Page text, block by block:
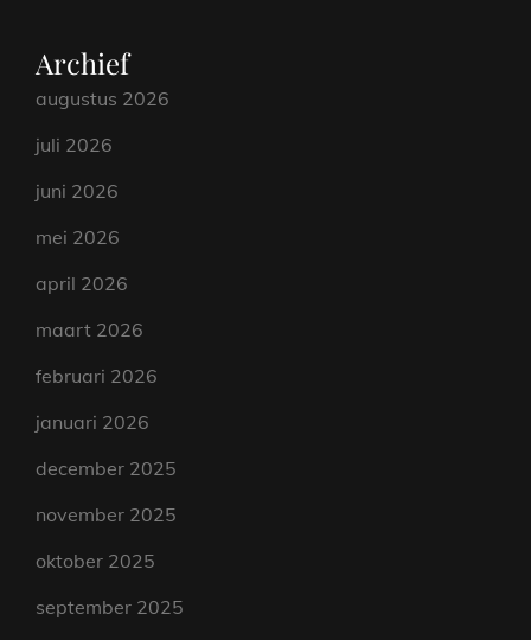
Archief
augustus 2026
juli 2026
juni 2026
mei 2026
april 2026
maart 2026
februari 2026
januari 2026
december 2025
november 2025
oktober 2025
september 2025